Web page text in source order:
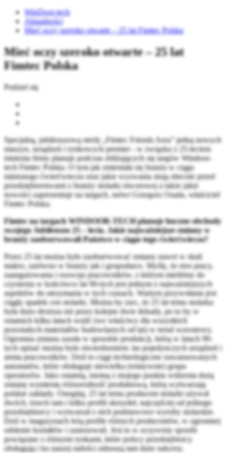
WinDoor-tech
Aktualności
Mieć oczy szeroko otwarte – 25 lat Fimtec Polska
Mieć oczy szeroko otwarte – 25 lat
Fimtec Polska
Podziel się
Specjalną, jubileuszową strefę „Fimtec Friends Area” pełną nowych
maszyn, urządzeń i rynkowych premier - w związku z 25-leciem
istnienia firmy planuje podczas zbliżających się targów Windoor-
tech Fimtec Polska. O tym jak zmieniała się branża w ciągu
minionego ćwierćwiecza oraz jakie wyzwania stoją obecnie przed
przedsiębiorstwami z branży stolarki otworowej a także jakie
nowości zaprezentuje na targach, mówi Grzegorz Osada, właściciel
Fimtec Polska.
Fimtec na targach WINDOOR-TECH planuje huczne obchody
swojego Jubileuszu 25 – lecia. Jakie najważniejsze zmiany w
branży zaobserwowali Państwo w ciągu tego ćwierćwiecza?
Przez 25 lat można było zaobserwować zmiany nawet w skali
makro, zarówno w branży jak i gospodarce. Myślę, że etos pracy,
zaangażowania i rozwoju pracowników, z którym mieliśmy do
czynienia w końcówce lat 90-tych jest jednym z najważniejszych
aspektów do utrzymania w tych czasach. Wartym przywołania jest
ciągły spadek cen stolarki. Można by rzec, że 25 lat temu stolarka
była dużo droższa niż przez kolejne dwie dekady, po to by w
ostatnich kilku latach wejść (we właściwy dla wszystkich
pozostałych materiałów budowlanych od lat) w trend wzrostowy.
Ogromna zmiana zaszła w sposobie produkcji, którą w latach 90-
tych opisać można było stwierdzeniem: las pojedynczych urządzeń i
armia pracowników. Dziś to ciągi technologiczne zawansowanych
automatów, które obsługuje niewielka (relatywnie) grupa
operatorów. Jako ostatnią, istotną z mojego punktu widzenia dużą
zmianę wymienię różnorodność produktową, którą wytwarzają
polskie zakłady. Onegdaj, 25 lat temu producent stolarki używał
dwóch, trzech ram i kilku profili skrzydeł, najczęściej od jednego
przedsiębiorcy i wytwarzał z nich podstawowe wyroby stolarskie.
Dziś w magazynach leżą profile różnych producentów, w ogromnej
odsłonie kształtów i zastosowań. Jest to w oczywisty sposób
powiązane z różnymi rynkami, które polscy przedsiębiorcy
obsługują i ku naszej radości odnoszą tam duże sukcesy.